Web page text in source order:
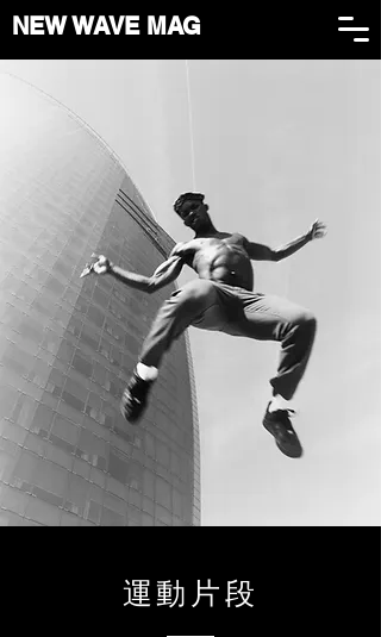
NEW WAVE MAG
運動片段